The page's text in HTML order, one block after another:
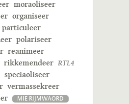
moraoliseer
organiseer
particuleer
polariseer
reanimeer
rikkemendeer RTL4
speciaoliseer
vermassekreer
MIE RIJMWÄÖRD